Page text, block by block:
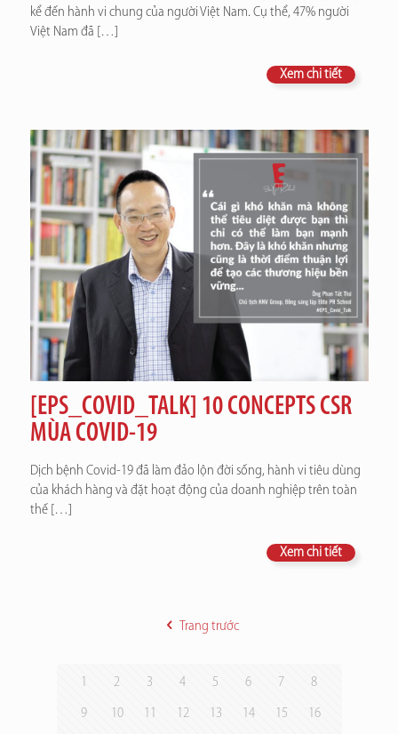
kể đến hành vi chung của người Việt Nam. Cụ thể, 47% người
Việt Nam đã […]
Xem chi tiết
[EPS_COVID_TALK] 10 CONCEPTS CSR
MÙA COVID-19
Dịch bệnh Covid-19 đã làm đảo lộn đời sống, hành vi tiêu dùng
của khách hàng và đặt hoạt động của doanh nghiệp trên toàn
thế[…]
Xem chi tiết
Trang trước
1 2 3 4 5 6 7 8
9 10 11 12 13 14 15 16